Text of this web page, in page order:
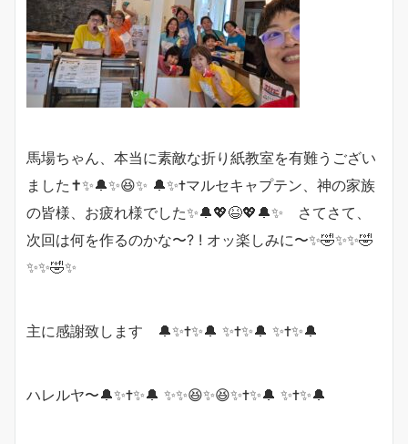
馬場ちゃん、本当に素敵な折り紙教室を有難うござい
ました✝️✨🔔✨😆✨ 🔔✨✝️マルセキャプテン、神の家族
の皆様、お疲れ様でした✨🔔💖😆💖🔔✨ さてさて、
次回は何を作るのかな〜? ! オッ楽しみに〜✨🤣✨✨🤣
✨✨🤣✨
主に感謝致します 🔔✨✝️✨🔔 ✨✝️✨🔔 ✨✝️✨🔔
ハレルヤ〜🔔✨✝️✨🔔 ✨✨😆✨😆✨✝️✨🔔 ✨✝️✨🔔